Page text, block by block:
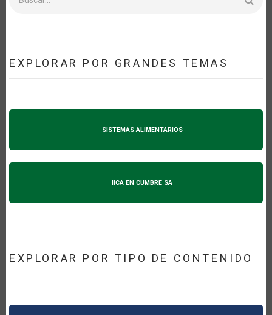
EXPLORAR POR GRANDES TEMAS
SISTEMAS ALIMENTARIOS
IICA EN CUMBRE SA
EXPLORAR POR TIPO DE CONTENIDO